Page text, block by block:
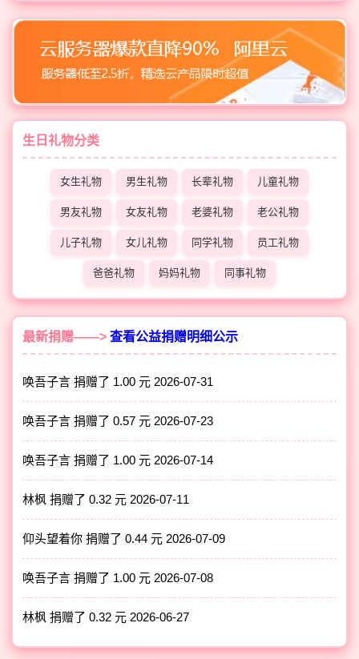
生日礼物分类
女生礼物 男生礼物 长辈礼物 儿童礼物
男友礼物 女友礼物 老婆礼物 老公礼物
儿子礼物 女儿礼物 同学礼物 员工礼物
爸爸礼物 妈妈礼物 同事礼物
最新捐赠——> 查看公益捐赠明细公示
唤吾子言 捐赠了 1.00 元 2026-07-31
唤吾子言 捐赠了 0.57 元 2026-07-23
唤吾子言 捐赠了 1.00 元 2026-07-14
林枫 捐赠了 0.32 元 2026-07-11
仰头望着你 捐赠了 0.44 元 2026-07-09
唤吾子言 捐赠了 1.00 元 2026-07-08
林枫 捐赠了 0.32 元 2026-06-27